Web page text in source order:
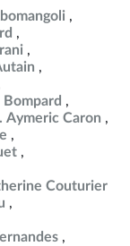
Aymeric Caron
Couturier